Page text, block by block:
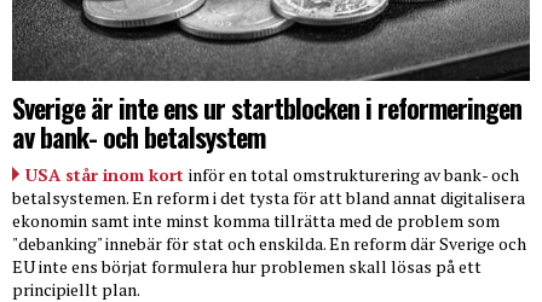
Sverige är inte ens ur startblocken i reformeringen
av bank- och betalsystem
USA står inom kort inför en total omstrukturering av bank- och
betalsystemen. En reform i det tysta för att bland annat digitalisera
ekonomin samt inte minst komma tillrätta med de problem som
"debanking" innebär för stat och enskilda. En reform där Sverige och
EU inte ens börjat formulera hur problemen skall lösas på ett
principiellt plan.